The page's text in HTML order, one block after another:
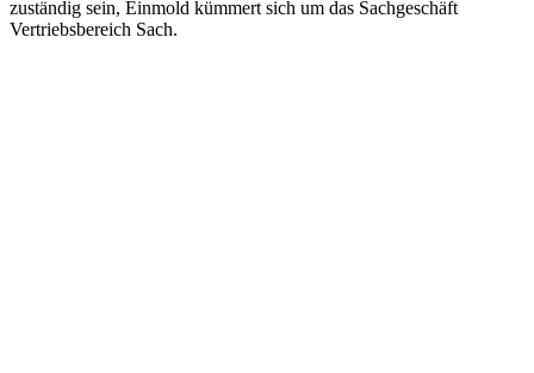
zuständig sein, Einmold kümmert sich um das Sachgeschäft
Vertriebsbereich Sach.